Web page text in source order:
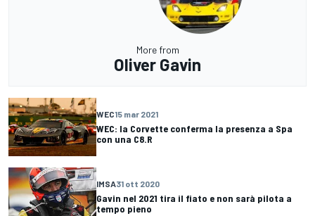
More from
Oliver Gavin
WEC15 mar 2021
WEC: la Corvette conferma la presenza a Spa
con una C8.R
IMSA31 ott 2020
Gavin nel 2021 tira il fiato e non sarà pilota a
tempo pieno